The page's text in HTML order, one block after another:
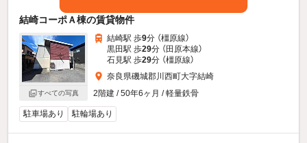
結崎コーポＡ棟の賃貸物件
すべての写真
結崎駅 歩9分 （橿原線）
黒田駅 歩29分 （田原本線）
石見駅 歩29分 （橿原線）
奈良県磯城郡川西町大字結崎
2階建 / 50年6ヶ月 / 軽量鉄骨
駐車場あり 駐輪場あり